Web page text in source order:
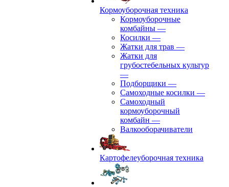
Кормоуборочная техника
Кормоуборочные
комбайны —
Косилки —
Жатки для трав —
Жатки для
грубостебельных культур
—
Подборщики —
Самоходные косилки —
Самоходный
кормоуборочный
комбайн —
Валкооборачиватели
Картофелеуборочная техника